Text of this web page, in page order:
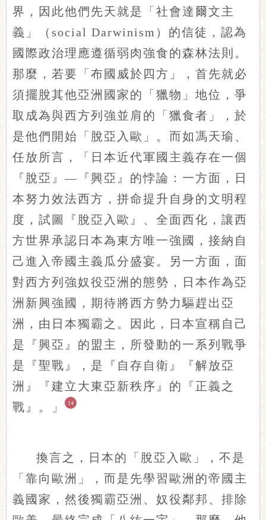
界，因此他們先天就是「社會達爾文主
義」（social Darwinism）的信徒，認為
國際政治理應遵循弱肉強食的森林法則。
那麼，若要「布國威於四方」，首先就必
須擺脫其他亞洲國家的「獵物」地位，爭
取成為與西方列強並肩的「獵食者」，於
是他們開始「脫亞入歐」。而如馮天瑜、
任放所言，「日本近代軍國主義存在一個
『脫亞』—『興亞』的悖論：一方面，日
本努力效法西方，拼命提升自身的文明程
度，試圖『脫亞入歐』、全面西化，讓西
方世界承認日本為東方唯一強國，接納自
己進入帝國主義瓜分盛宴。另一方面，面
對西方列強奴役亞洲的態勢，日本作為亞
洲新興強國，期待將西方勢力驅趕出亞
洲，由日本獨霸之。因此，日本宣稱自己
是『興亞』的盟主，所發動的一系列戰爭
是『聖戰』，是『自存自衛』『解放亞
洲』『建立大東亞新秩序』的『正義之
戰』。」
14
換言之，日本的「脫亞入歐」，不是
「靠向歐洲」，而是先學習歐洲的帝國主
義國家，然後獨霸亞洲、奴役鄰邦、排除